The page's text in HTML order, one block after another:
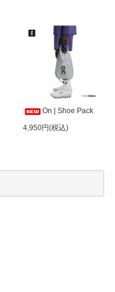
On | Shoe Pack
4,950円(税込)